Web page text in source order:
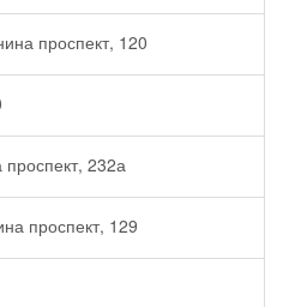
проспект, 120
232а
проспект, 129